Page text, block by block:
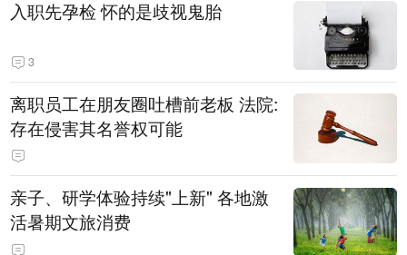
入职先孕检 怀的是歧视鬼胎
3
离职员工在朋友圈吐槽前老板 法院:
存在侵害其名誉权可能
亲子、研学体验持续"上新" 各地激
活暑期文旅消费